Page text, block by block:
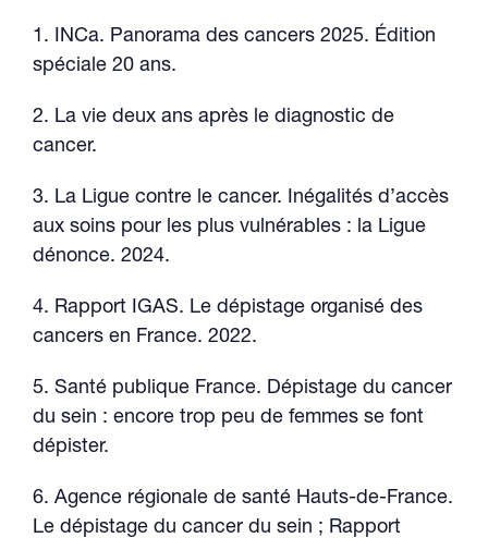
1. INCa. Panorama des cancers 2025. Édition
spéciale 20 ans.
2. La vie deux ans après le diagnostic de
cancer.
3. La Ligue contre le cancer. Inégalités d’accès
aux soins pour les plus vulnérables : la Ligue
dénonce. 2024.
4. Rapport IGAS. Le dépistage organisé des
cancers en France. 2022.
5. Santé publique France. Dépistage du cancer
du sein : encore trop peu de femmes se font
dépister.
6. Agence régionale de santé Hauts-de-France.
Le dépistage du cancer du sein ; Rapport